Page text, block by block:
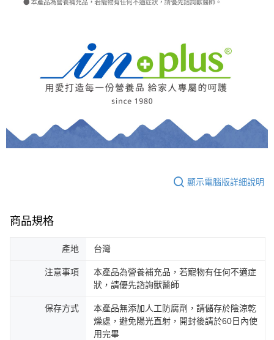
顯示電腦版詳細說明
商品規格
產地 台灣
注意事項
本產品為營養補充品，若寵物有任何不適症
狀，請優先諮詢獸醫師
保存方式
本產品無添加人工防腐劑，請儲存於陰涼乾
燥處，避免陽光直射，開封後請於60日內使
用完畢